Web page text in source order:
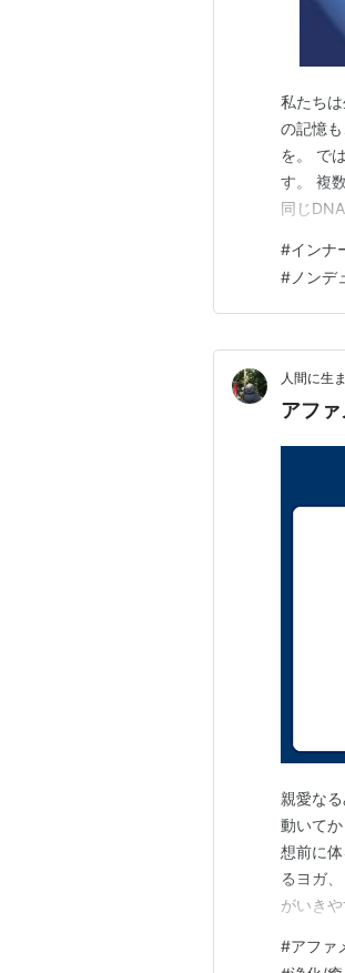
私たち
の記憶
を。 で
す。 複
同じ
えても
世にあ
#インナ
# ノンデ
人間に生
アフ
親愛な
動いて
想前に
るヨガ
がいき
ます。
#アファ